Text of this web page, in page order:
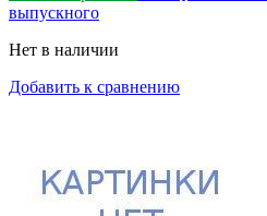
выпускного
Нет в наличии
Добавить к сравнению